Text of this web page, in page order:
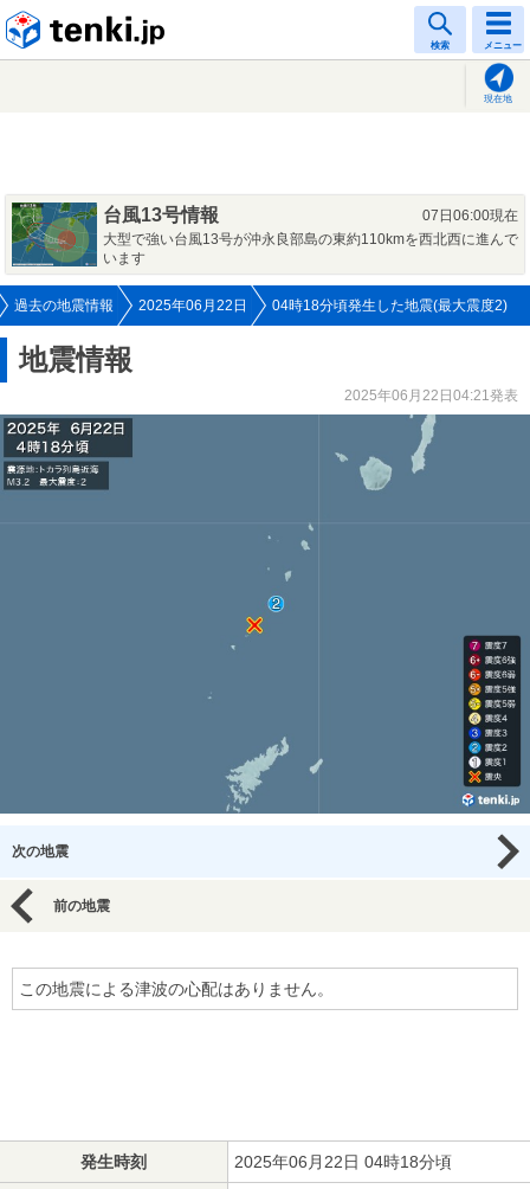
検索 メニュー
現在地
台風13号情報
07日06:00現在
大型で強い台風13号が沖永良部島の東約110kmを西北西に進んで
います
過去の地震情報 2025年06月22日 04時18分頃発生した地震(最大震度2)
地震情報
2025年06月22日04:21発表
次の地震
前の地震
この地震による津波の心配はありません。
発生時刻 2025年06月22日 04時18分頃